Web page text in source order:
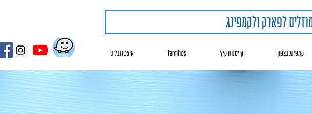
לפארק ולקמפינג
קמפינג בצפון קייטנות קיץ families איצטרובלים